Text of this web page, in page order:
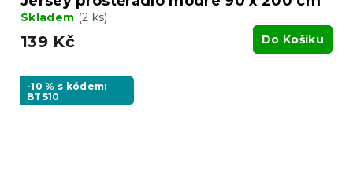
Skladem (2 ks)
139 Kč Do Košíku
-10 % s kódem:
BTS10